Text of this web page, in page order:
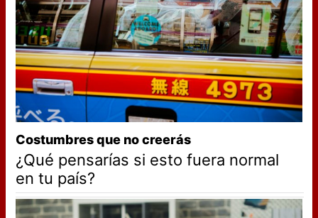
Costumbres que no creerás
¿Qué pensarías si esto fuera normal
en tu país?